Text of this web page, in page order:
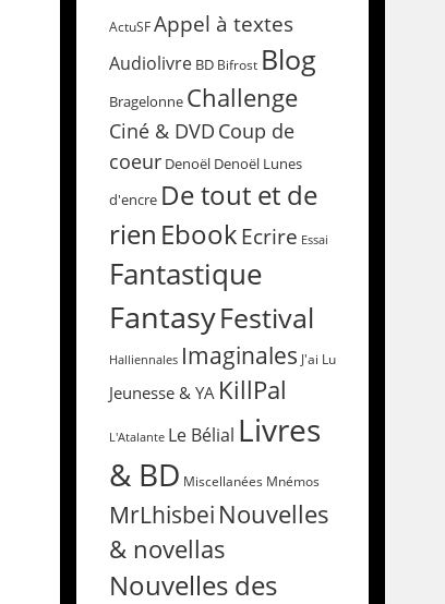
ActuSF Appel à textes
Audiolivre BD Bifrost Blog
Bragelonne Challenge
Ciné & DVD Coup de
coeur Denoël Denoël Lunes
d'encre De tout et de
rien EbookEcrire Essai
Fantastique
FantasyFestival
Halliennales Imaginales J'ai Lu
Jeunesse & YA KillPal
L'Atalante Le Bélial Livres
& BD Miscellanées Mnémos
MrLhisbei Nouvelles
& novellas
Nouvelles des